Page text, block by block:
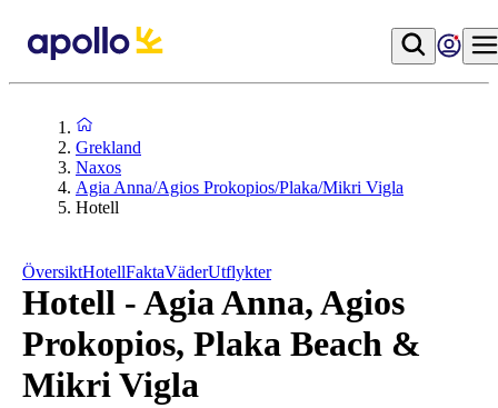
Grekland
Naxos
Agia Anna/Agios Prokopios/Plaka/Mikri Vigla
Hotell
ÖversiktHotellFaktaVäderUtflykter
Hotell - Agia Anna, Agios
Prokopios, Plaka Beach &
Mikri Vigla